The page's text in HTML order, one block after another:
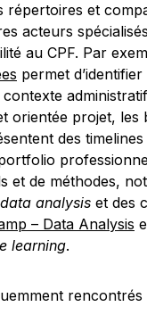
répertoires et
acteurs
au CPF. Par
permet
orientée projet, les
des
et de méthodes,
data analysis et des
– Data Analysis
learning.